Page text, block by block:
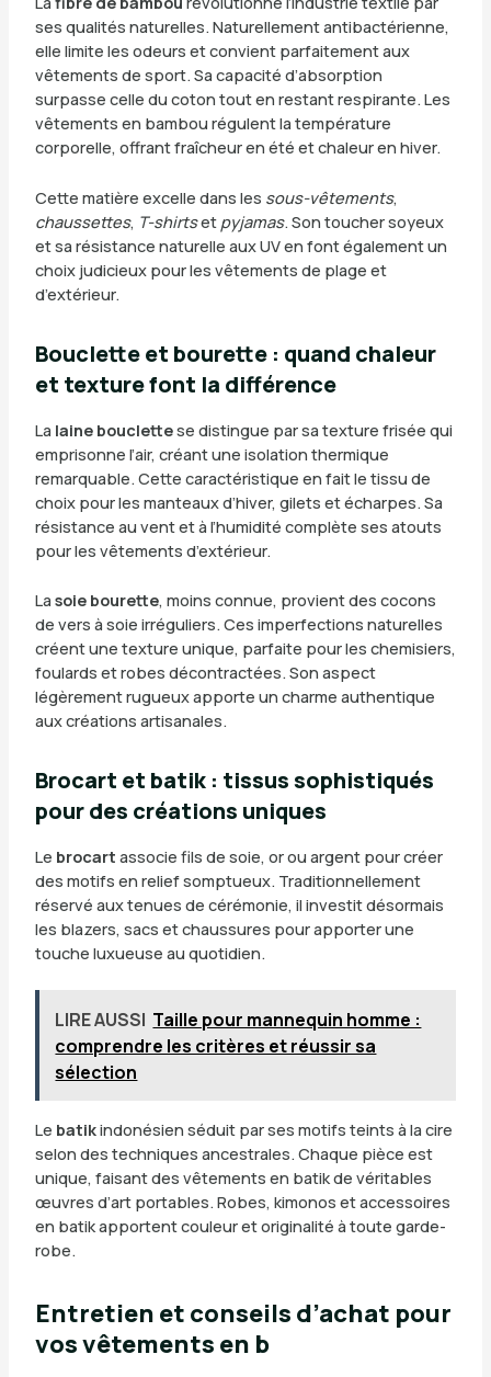
ses qualités naturelles. Naturellement antibactérienne,
elle limite les odeurs et convient parfaitement aux
vêtements de sport. Sa capacité d’absorption
surpasse celle du coton tout en restant respirante. Les
vêtements en bambou régulent la température
corporelle, offrant fraîcheur en été et chaleur en hiver.
Cette matière excelle dans les sous-vêtements,
chaussettes, T-shirtset pyjamas. Son toucher soyeux
et sa résistance naturelle aux UV en font également un
choix judicieux pour les vêtements de plage et
d’extérieur.
Bouclette et bourette : quand chaleur
et texture font la différence
La laine bouclettese distingue par sa texture frisée qui
emprisonne l’air, créant une isolation thermique
remarquable. Cette caractéristique en fait le tissu de
choix pour les manteaux d’hiver, gilets et écharpes. Sa
résistance au vent et à l’humidité complète ses atouts
pour les vêtements d’extérieur.
La soie bourette, moins connue, provient des cocons
de vers à soie irréguliers. Ces imperfections naturelles
créent une texture unique, parfaite pour les chemisiers,
foulards et robes décontractées. Son aspect
légèrement rugueux apporte un charme authentique
aux créations artisanales.
Brocart et batik : tissus sophistiqués
pour des créations uniques
Le brocart associe fils de soie, or ou argent pour créer
des motifs en relief somptueux. Traditionnellement
réservé aux tenues de cérémonie, il investit désormais
les blazers, sacs et chaussures pour apporter une
touche luxueuse au quotidien.
LIRE AUSSI Taille pour mannequin homme :
comprendre les critères et réussir sa
sélection
Le batikindonésien séduit par ses motifs teints à la cire
selon des techniques ancestrales. Chaque pièce est
unique, faisant des vêtements en batik de véritables
œuvres d’art portables. Robes, kimonos et accessoires
en batik apportent couleur et originalité à toute garde-
robe.
Entretien et conseils d’achat pour
vos vêtements en b